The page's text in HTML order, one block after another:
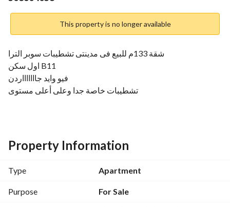
This property is no longer available
شقة 133م للبيع فى مدينتى تشطيبات سوبر الترا
اول سكن B11
فيو وايد جاااااااردن
تشطيبات خاصة جدا وعلى أعلى مستوى
+ مكونة من 3غرف نوم منهم غرفة مستر +2حمام رسيبشن مطبخ
2تراس
ومن الغرفة . . . على عكس كل شقق الb11
Property Information
Type Apartment
Purpose For Sale